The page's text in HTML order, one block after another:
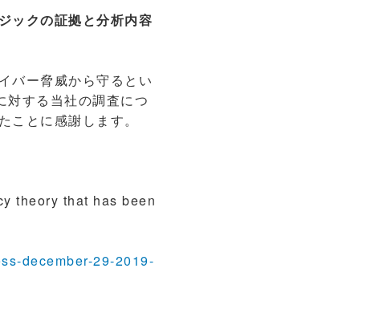
ックの証拠と分析内容
バー脅威から守るとい
する当社の調査につ
とに感謝します。
theory that has been
december-29-2019-